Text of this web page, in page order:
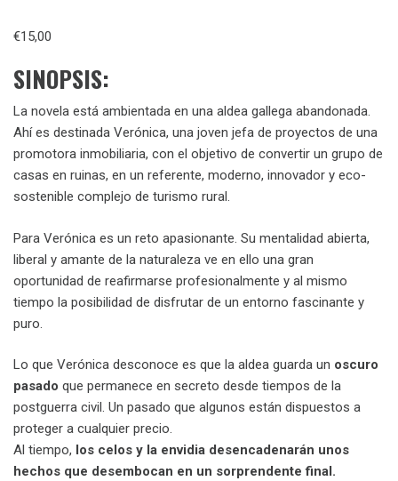
€15,00
SINOPSIS:
La novela está ambientada en una aldea gallega abandonada.
Ahí es destinada Verónica, una joven jefa de proyectos de una
promotora inmobiliaria, con el objetivo de convertir un grupo de
casas en ruinas, en un referente, moderno, innovador y eco-
sostenible complejo de turismo rural.
Para Verónica es un reto apasionante. Su mentalidad abierta,
liberal y amante de la naturaleza ve en ello una gran
oportunidad de reafirmarse profesionalmente y al mismo
tiempo la posibilidad de disfrutar de un entorno fascinante y
puro.
Lo que Verónica desconoce es que la aldea guarda un oscuro
pasado que permanece en secreto desde tiempos de la
postguerra civil. Un pasado que algunos están dispuestos a
proteger a cualquier precio.
Al tiempo, los celos y la envidia desencadenarán unos
hechos que desembocan en un sorprendente final.